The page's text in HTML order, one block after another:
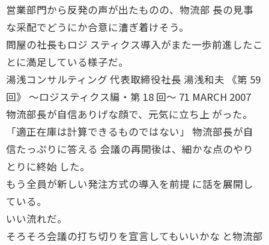
営業部門から反発の声が出たものの、物流部 長の見事
な采配でどうにか合意に漕ぎ着けそう。
問屋の社長もロジ スティクス導入がまた一歩前進したこ
とに満足している様子だ。
湯浅コンサルティング 代表取締役社長 湯浅和夫 《第 59
回》 〜ロジスティクス編・第 18 回〜 71 MARCH 2007
物流部長が自信ありげな顔で、元気に立ち上 がった。
「適正在庫は計算できるものではない」 物流部長が自
信たっぷりに答える 会議の再開後は、細かな点のやり
とりに終始 した。
もう全員が新しい発注方式の導入を前提 に話を展開し
ている。
いい流れだ。
そろそろ会議の打ち切りを宣言してもいいかな と物流部